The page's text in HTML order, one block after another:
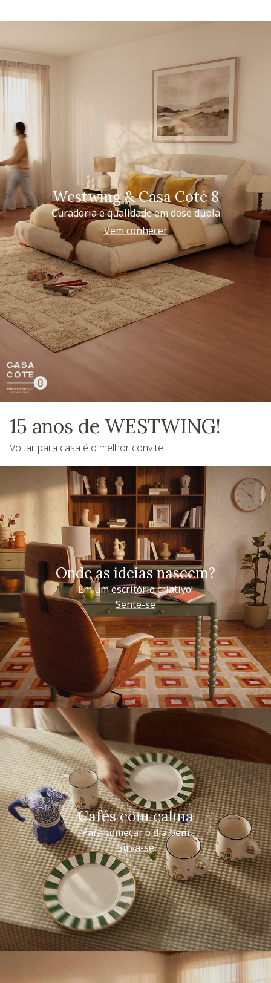
Westwing & Casa Coté 8
Curadoria e qualidade em dose dupla
Vem conhecer
15 anos de WESTWING!
Voltar para casa é o melhor convite
Onde as ideias nascem?
Em um escritório criativo!
Sente-se
Cafés com calma
Para começar o dia bem
Sirva-se